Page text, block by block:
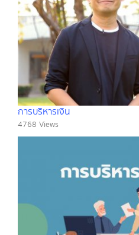
การบริหารเงิน
4768 Views